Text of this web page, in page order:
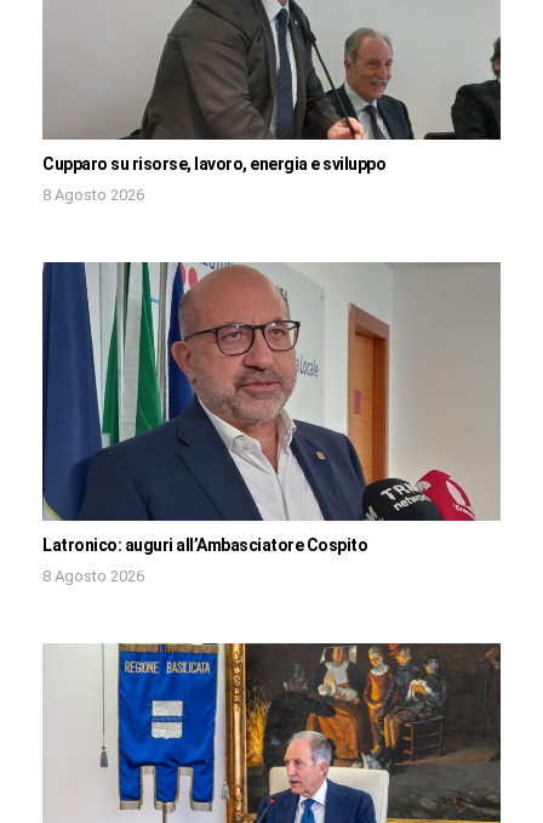
Cupparo su risorse, lavoro, energia e sviluppo
8 Agosto 2026
Latronico: auguri all’Ambasciatore Cospito
8 Agosto 2026